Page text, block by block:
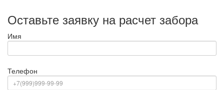
Оставьте заявку на расчет забора
Имя
Телефон